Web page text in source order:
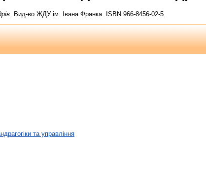
Вид-во ЖДУ ім. Івана Франка. ISBN 966-8456-02-5.
та управління